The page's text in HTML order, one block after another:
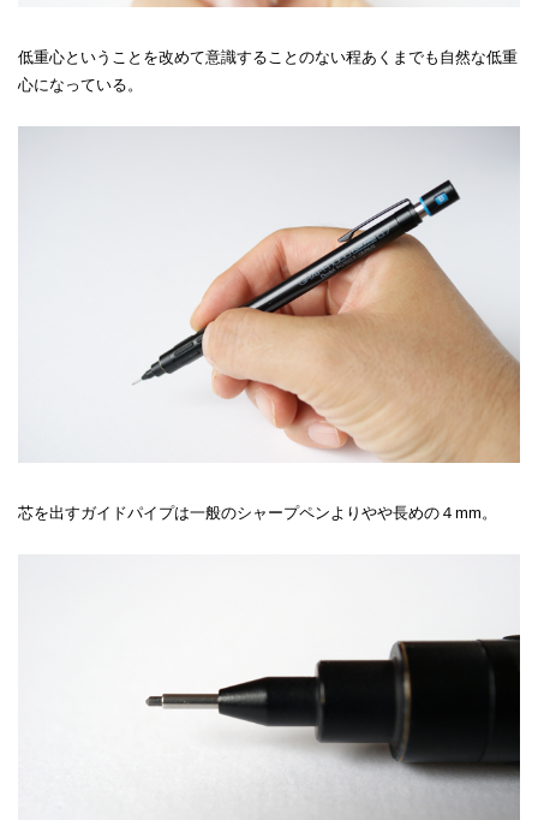
低重心ということを改めて意識することのない程あくまでも自然な低重
心になっている。
芯を出すガイドパイプは一般のシャープペンよりやや長めの４mm。